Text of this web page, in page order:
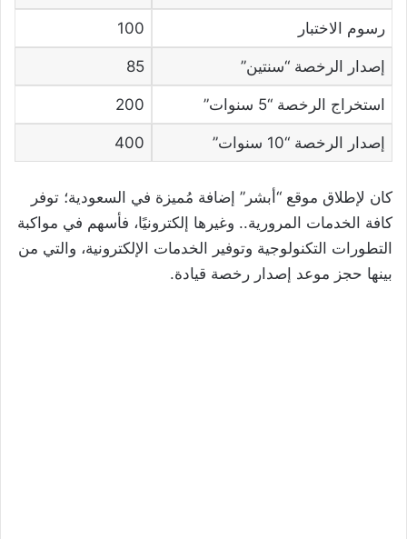
رسوم الاختبار 100
إصدار الرخصة “سنتين” 85
استخراج الرخصة “5 سنوات” 200
إصدار الرخصة “10 سنوات” 400
كان لإطلاق موقع “أبشر” إضافة مُميزة في السعودية؛ توفر
كافة الخدمات المرورية.. وغيرها إلكترونيًا، فأسهم في مواكبة
التطورات التكنولوجية وتوفير الخدمات الإلكترونية، والتي من
بينها حجز موعد إصدار رخصة قيادة.